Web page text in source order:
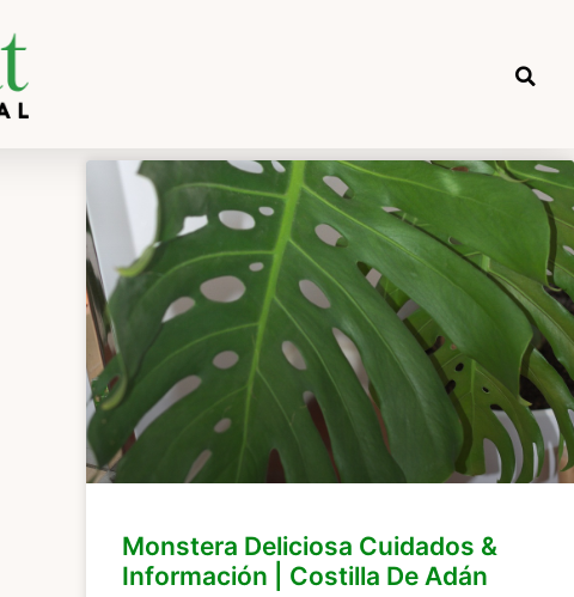
Monstera Deliciosa Cuidados &
Información | Costilla De Adán